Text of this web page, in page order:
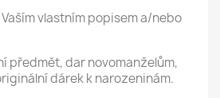
vlastním popisem a/nebo
předmět, dar novomanželům,
dárek k narozeninám.